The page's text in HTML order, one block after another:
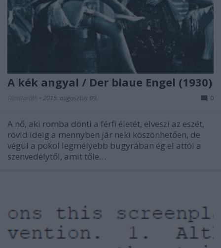
A kék angyal / Der blaue Engel (1930)
• 2015. augusztus 09. 0
A nő, aki romba dönti a férfi életét, elveszi az eszét,
rövid ideig a mennyben jár neki köszönhetően, de
végül a pokol legmélyebb bugyrában ég el attól a
szenvedélytől, amit tőle…